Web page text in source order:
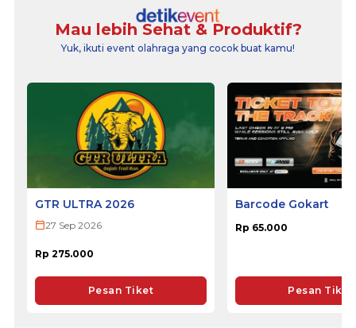
Mau lebih Sehat & Produktif?
Yuk, ikuti event olahraga yang cocok buat kamu!
GTR ULTRA 2026
27 Sep 2026
Rp 275.000
Pesan Tiket
Barcode Gokart
Rp 65.000
Pesan Tiket